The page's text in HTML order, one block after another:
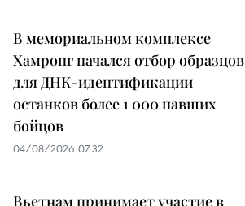
В мемориальном комплексе
Хамронг начался отбор образцов
для ДНК-идентификации
останков более 1 000 павших
бойцов
04/08/2026 07:32
Вьетнам принимает участие в